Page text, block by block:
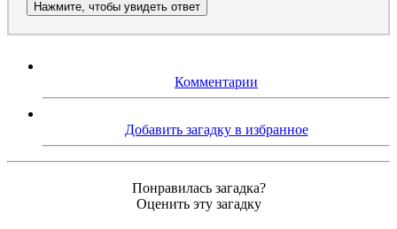
Нажмите, чтобы увидеть ответ
Комментарии
Добавить загадку в избранное
Понравилась загадка?
Оценить эту загадку